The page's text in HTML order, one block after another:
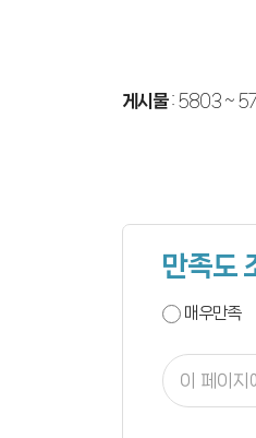
게시물: 5803 ~
만족도
매우만족